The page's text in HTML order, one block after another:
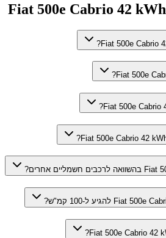
Fiat 500e Cabrio 42 kWh